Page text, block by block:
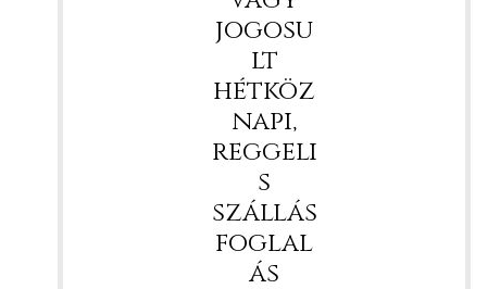
jogosu
lt
hétköz
napi,
reggeli
s
szállás
foglal
ás